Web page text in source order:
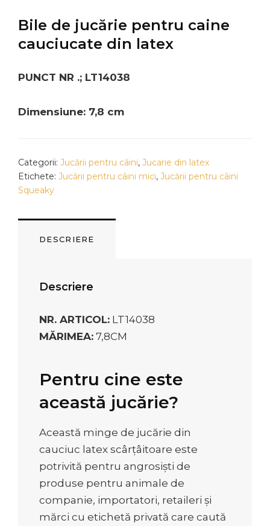
Bile de jucărie pentru caine
cauciucate din latex
PUNCT NR .; LT14038
Dimensiune: 7,8 cm
Categorii: Jucării pentru câini, Jucarie din latex
Etichete: Jucării pentru câini mici, Jucării pentru câini
Squeaky
DESCRIERE
Descriere
NR. ARTICOL: LT14038
MĂRIMEA: 7,8CM
Pentru cine este
această jucărie?
Această minge de jucărie din
cauciuc latex scârțâitoare este
potrivită pentru angrosiști de
produse pentru animale de
companie, importatori, retaileri și
mărci cu etichetă privată care caută